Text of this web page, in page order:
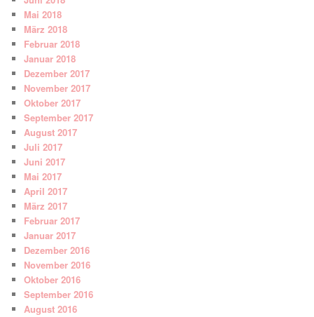
Mai 2018
März 2018
Februar 2018
Januar 2018
Dezember 2017
November 2017
Oktober 2017
September 2017
August 2017
Juli 2017
Juni 2017
Mai 2017
April 2017
März 2017
Februar 2017
Januar 2017
Dezember 2016
November 2016
Oktober 2016
September 2016
August 2016